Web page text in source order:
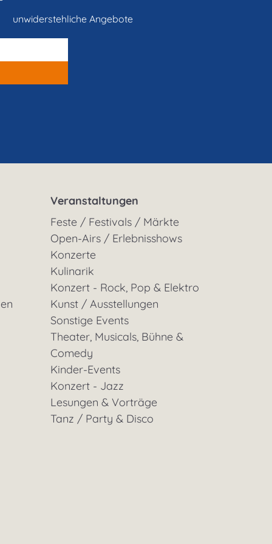
unwiderstehliche Angebote
Veranstaltungen
Feste / Festivals / Märkte
Open-Airs / Erlebnisshows
Konzerte
Kulinarik
Konzert - Rock, Pop & Elektro
Kunst / Ausstellungen
Sonstige Events
Theater, Musicals, Bühne &
Comedy
Kinder-Events
Konzert - Jazz
Lesungen & Vorträge
Tanz / Party & Disco